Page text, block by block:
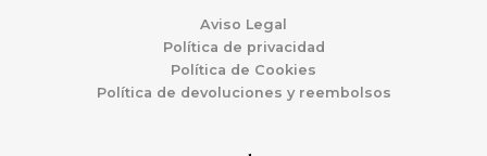
Aviso Legal
Política de privacidad
Política de Cookies
Política de devoluciones y reembolsos